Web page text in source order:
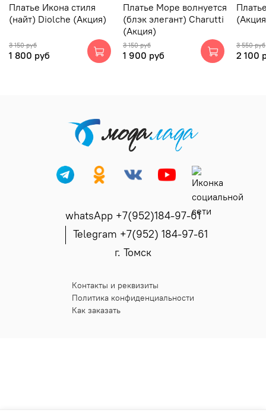
Платье Икона стиля
(найт) Diolche (Акция)
3 150 руб
1 800 руб
Платье Море волнуется
(блэк элегант) Charutti
(Акция)
3 150 руб
1 900 руб
3 550 руб
2 100
whatsApp +7(952)184-97-61
Telegram +7(952) 184-97-61
г. Томск
Контакты и реквизиты
Политика конфиденциальности
Как заказать